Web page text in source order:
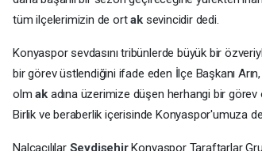
tüm ilçelerimizin de ortak sevincidir dedi.
Konyaspor sevdasını tribünlerde büyük bir
bir görev üstlendiğini ifade eden İlçe Başkanı
olmak adına üzerimize düşen herhangi bir görev
Birlik ve beraberlik içerisinde Konyaspor'umuza
Nalçacılılar SeydişehirKonyaspor Taraftarlar